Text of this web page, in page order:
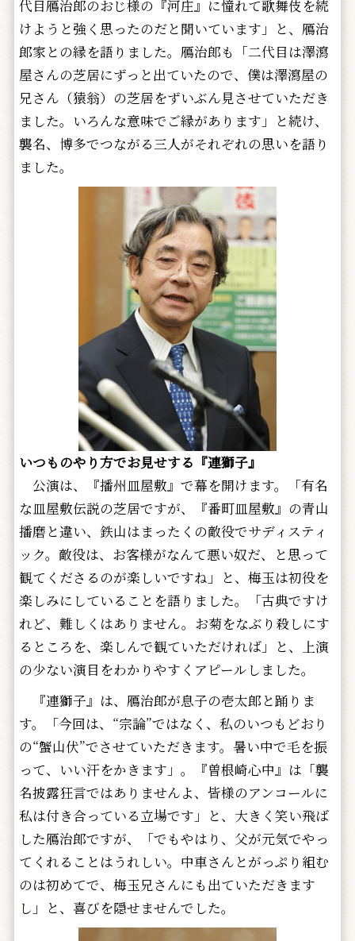
代目鴈治郎のおじ様の『河庄』に憧れて歌舞伎を続
けようと強く思ったのだと聞いています」と、鴈治
郎家との縁を語りました。鴈治郎も「二代目は澤瀉
屋さんの芝居にずっと出ていたので、僕は澤瀉屋の
兄さん（猿翁）の芝居をずいぶん見させていただき
ました。いろんな意味でご縁があります」と続け、
襲名、博多でつながる三人がそれぞれの思いを語り
ました。
いつものやり方でお見せする『連獅子』
公演は、『播州皿屋敷』で幕を開けます。「有名
な皿屋敷伝説の芝居ですが、『番町皿屋敷』の青山
播磨と違い、鉄山はまったくの敵役でサディスティ
ック。敵役は、お客様がなんて悪い奴だ、と思って
観てくださるのが楽しいですね」と、梅玉は初役を
楽しみにしていることを語りました。「古典ですけ
れど、難しくはありません。お菊をなぶり殺しにす
るところを、楽しんで観ていただければ」と、上演
の少ない演目をわかりやすくアピールしました。
『連獅子』は、鴈治郎が息子の壱太郎と踊りま
す。「今回は、“宗論”ではなく、私のいつもどおり
の“蟹山伏”でさせていただきます。暑い中で毛を振
って、いい汗をかきます」。『曽根崎心中』は「襲
名披露狂言ではありませんよ、皆様のアンコールに
私は付き合っている立場です」と、大きく笑い飛ば
した鴈治郎ですが、「でもやはり、父が元気でやっ
てくれることはうれしい。中車さんとがっぷり組む
のは初めてで、梅玉兄さんにも出ていただきます
し」と、喜びを隠せませんでした。